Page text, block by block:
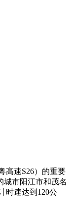
高速S26）的重要
城市阳江市和茂名
时速达到120公